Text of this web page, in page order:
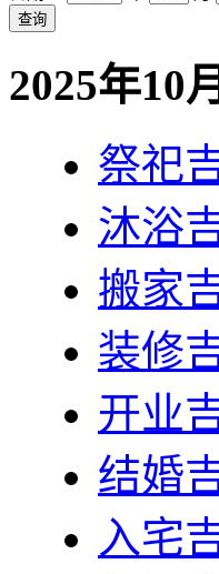
2025年10
祭祀
沐浴
搬家
装修
开业
结婚
入宅